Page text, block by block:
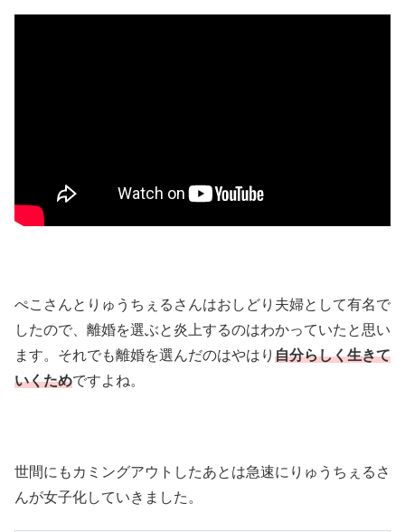
ぺこさんとりゅうちぇるさんはおしどり夫婦として有名で
したので、離婚を選ぶと炎上するのはわかっていたと思い
ます。それでも離婚を選んだのはやはり 自分らしく生きて
いくためですよね。
世間にもカミングアウトしたあとは急速にりゅうちぇるさ
んが女子化していきました。